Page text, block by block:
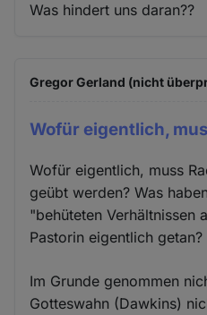
Was hindert uns daran??
Gregor Gerland (nicht
Wofür eigentlich,
Wofür eigentlich, muss
geübt werden? Was
"behüteten Verhältnissen
Pastorin eigentlich getan?
Im Grunde genommen
Gotteswahn (Dawkins)